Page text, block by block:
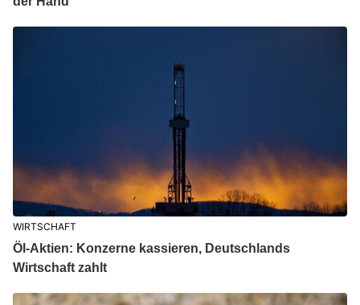
WIRTSCHAFT
Öl-Aktien: Konzerne kassieren, Deutschlands
Wirtschaft zahlt